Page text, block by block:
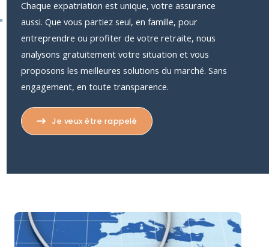
Chaque expatriation est unique, votre assurance
aussi. Que vous partiez seul, en famille, pour
entreprendre ou profiter de votre retraite, nous
analysons gratuitement votre situation et vous
proposons les meilleures solutions du marché. Sans
engagement, en toute transparence.
Je veux être rappelé